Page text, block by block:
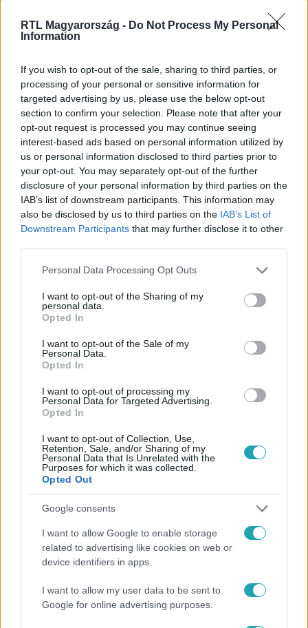
RTL Magyarország - Do Not Process My Personal
Information
If you wish to opt-out of the sale, sharing to third parties, or
processing of your personal or sensitive information for
targeted advertising by us, please use the below opt-out
section to confirm your selection. Please note that after your
opt-out request is processed you may continue seeing
interest-based ads based on personal information utilized by
us or personal information disclosed to third parties prior to
your opt-out. You may separately opt-out of the further
disclosure of your personal information by third parties on the
IAB’s list of downstream participants. This information may
also be disclosed by us to third parties on the IAB’s List of
Downstream Participants that may further disclose it to other
Please note that this website/app uses one or more Google
not limited to your visit or usage behaviour. You may click to
grant or deny consent to Google and its third-party tags to
use your data for below specified purposes in below Google
consent section.
Personal Data Processing Opt Outs
I want to opt-out of the Sharing of my
personal data.
Opted In
I want to opt-out of the Sale of my
Personal Data.
Opted In
I want to opt-out of processing my
Personal Data for Targeted Advertising.
Opted In
I want to opt-out of Collection, Use,
Retention, Sale, and/or Sharing of my
Personal Data that Is Unrelated with the
Purposes for which it was collected.
Opted Out
Google consents
I want to allow Google to enable storage
related to advertising like cookies on web or
device identifiers in apps.
I want to allow my user data to be sent to
Google for online advertising purposes.
Itt állítsd be, hogy az RTL.hu az elsők között
legyen a Google-találatokban!
Facebookon is!
# ADÁSRÉSZLETEK
BUDAPEST #BELVÁROS